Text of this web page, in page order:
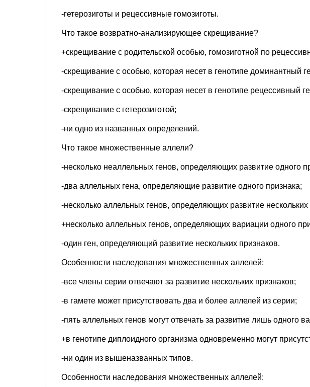
-гетерозиготы и рецессивные гомозиготы.
Что такое возвратно-анализирующее скрещивание?
+скрещивание с родительской особью, гомозиготной по
-скрещивание с особью, которая несет в генотипе доминантный
-скрещивание с особью, которая несет в генотипе рецессивный
-скрещивание с гетерозиготой;
-ни одно из названных определений.
Что такое множественные аллели?
-несколько неаллельных генов, определяющих развитие одного
-два аллельных гена, определяющие развитие одного признака;
-несколько аллельных генов, определяющих развитие нескольких
+несколько аллельных генов, определяющих вариации одного
-один ген, определяющий развитие нескольких признаков.
Особенности наследования множественных аллелей:
-все члены серии отвечают за развитие нескольких признаков;
-в гамете может присутствовать два и более аллелей из серии;
-пять аллельных генов могут отвечать за развитие лишь одного
+в генотипе диплоидного организма одновременно могут
-ни один из вышеназванных типов.
Особенности наследования множественных аллелей: